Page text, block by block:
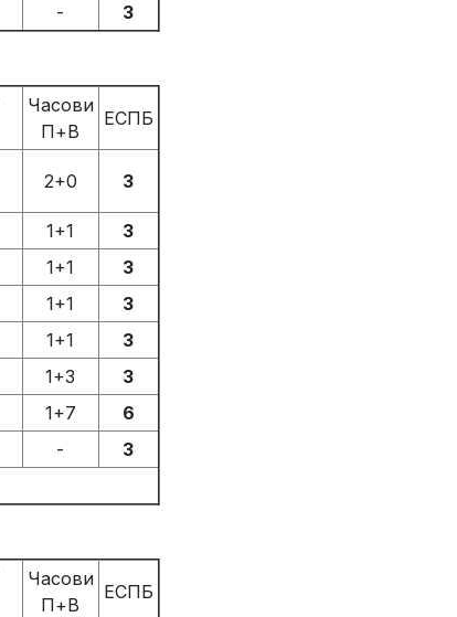
- 3
Часови
П+В
ЕСПБ
2+0 3
1+1
3
1+1
3
1+1
3
1+1
3
1+3
3
1+7
6
-
3
Часови
П+В
ЕСПБ